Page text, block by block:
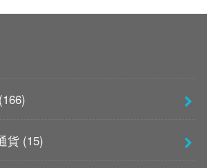
(166)
貨 (15)